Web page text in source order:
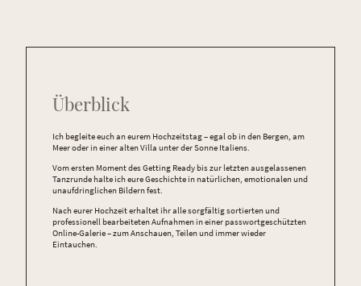
Überblick
Ich begleite euch an eurem Hochzeitstag – egal ob in den Bergen, am
Meer oder in einer alten Villa unter der Sonne Italiens.
Vom ersten Moment des Getting Ready bis zur letzten ausgelassenen
Tanzrunde halte ich eure Geschichte in natürlichen, emotionalen und
unaufdringlichen Bildern fest.
Nach eurer Hochzeit erhaltet ihr alle sorgfältig sortierten und
professionell bearbeiteten Aufnahmen in einer passwortgeschützten
Online-Galerie – zum Anschauen, Teilen und immer wieder
Eintauchen.